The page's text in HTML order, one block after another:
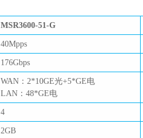
MSR3600-51-G
40Mpps
176Gbps
WAN：2*10GE光+5*GE电
LAN：48*GE电
4
2GB